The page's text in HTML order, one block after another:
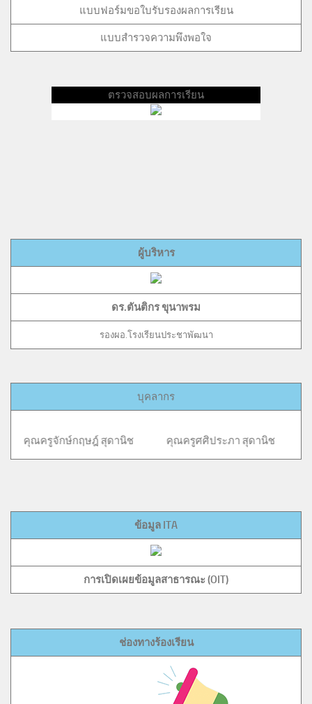
แบบฟอร์มขอใบรับรองผลการเรียน
แบบสำรวจความพึงพอใจ
ตรวจสอบผลการเรียน
ผู้บริหาร
ดร.ตันติกร ขุนาพรม
รองผอ.โรงเรียนประชาพัฒนา
บุคลากร
ฎ์ สุดานิช คุณครูศศิประภา สุดานิช คุณครูก
ข้อมูล ITA
การเปิดเผยข้อมูลสาธารณะ (OIT)
ช่องทางร้องเรียน